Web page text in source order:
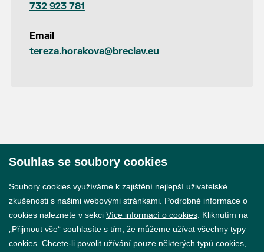
732 923 781
Email
tereza.horakova@breclav.eu
Souhlas se soubory cookies
Soubory cookies využíváme k zajištění nejlepší uživatelské
zkušenosti s našimi webovými stránkami. Podrobné informace o
cookies naleznete v sekci Více informací o cookies . Kliknutím na
„Přijmout vše“ souhlasíte s tím, že můžeme užívat všechny typy
cookies. Chcete-li povolit užívání pouze některých typů cookies,